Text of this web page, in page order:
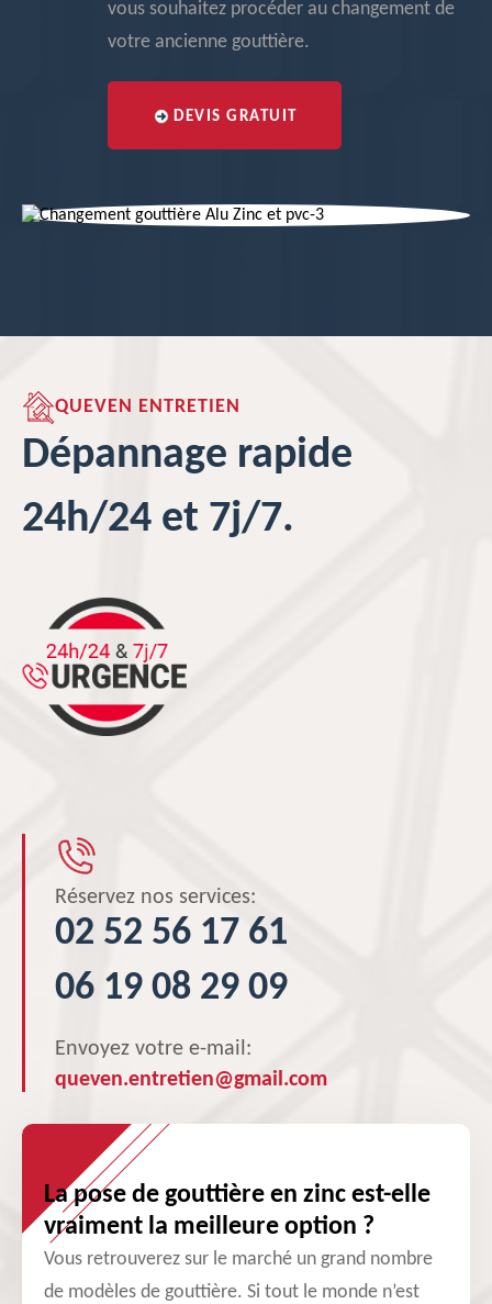
vous souhaitez procéder au changement de
votre ancienne gouttière.
DEVIS GRATUIT
QUEVEN ENTRETIEN
Dépannage rapide
24h/24 et 7j/7.
Réservez nos services:
02 52 56 17 61
06 19 08 29 09
Envoyez votre e-mail:
queven.entretien@gmail.com
La pose de gouttière en zinc est-elle
vraiment la meilleure option ?
Vous retrouverez sur le marché un grand nombre
de modèles de gouttière. Si tout le monde n’est